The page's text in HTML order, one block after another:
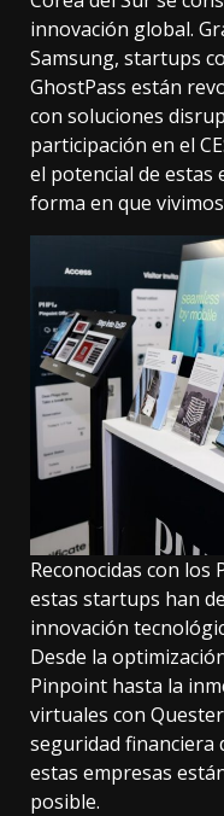
innovación global.
Samsung, startups
GhostPass están
con soluciones
participación en el
el potencial de
forma en que
Reconocidas con los
estas startups han
innovación
Desde la
Pinpoint hasta la
virtuales con
seguridad financiera
estas empresas
posible.